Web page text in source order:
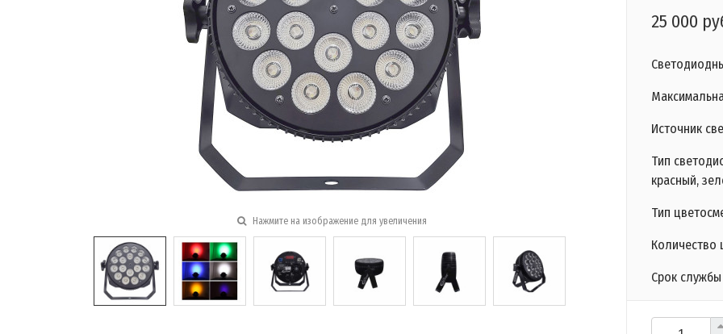
Нажмите на изображение для увеличения
25 000
Источник
Тип
красный,
Тип
Количество
Срок